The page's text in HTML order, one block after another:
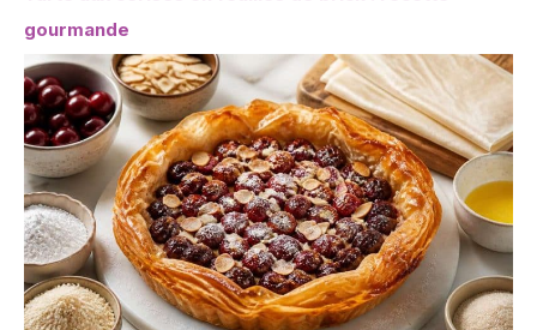
gourmande